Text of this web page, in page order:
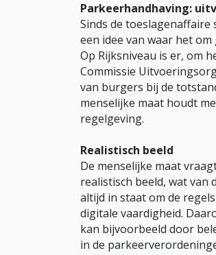
Parkeerhandhaving:
Sinds de
een idee van waar het
Op Rijksniveau is er, om
Commissie
van burgers bij de
menselijke maat houdt
regelgeving.
Realistisch beeld
De menselijke maat
realistisch beeld, wat van
altijd in staat om de
digitale vaardigheid.
kan bijvoorbeeld door
in de